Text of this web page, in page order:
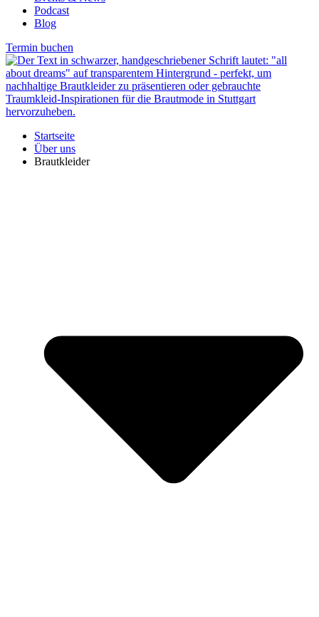
Podcast
Blog
Termin buchen
Startseite
Über uns
Brautkleider